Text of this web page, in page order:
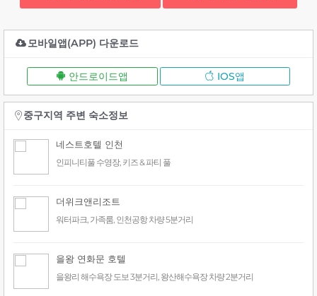
모바일앱(APP) 다운로드
안드로이드앱 IOS앱
중구지역 주변 숙소정보
네스트호텔 인천
인피니티풀 수영장, 키즈 & 파티 풀
더위크앤리조트
워터파크, 가족룸, 인천공항 차량 5분거리
을왕 연화문 호텔
을왕리 해수욕장 도보 3분거리, 왕산해수욕장 차량 2분거리